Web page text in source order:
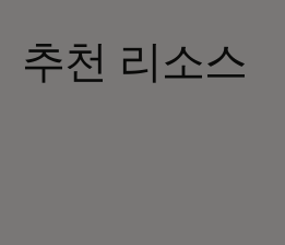
추천 리소스